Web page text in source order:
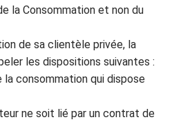
la Consommation et non du
de sa clientèle privée, la
les dispositions suivantes :
la consommation qui dispose
ne soit lié par un contrat de